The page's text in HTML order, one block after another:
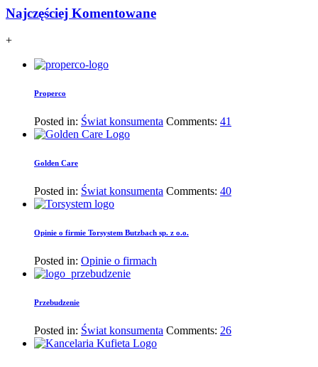
Najczęściej Komentowane
+
Properco
Posted in: Świat konsumenta Comments: 41
Golden Care
Posted in: Świat konsumenta Comments: 40
Opinie o firmie Torsystem Butzbach sp. z o.o.
Posted in: Opinie o firmach
Przebudzenie
Posted in: Świat konsumenta Comments: 26